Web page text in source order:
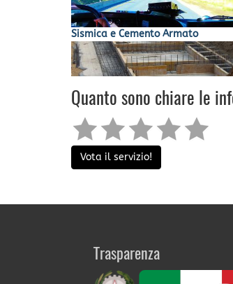
Sismica e Cemento Armato
Quanto sono chiare le
Vota il servizio!
Trasparenza